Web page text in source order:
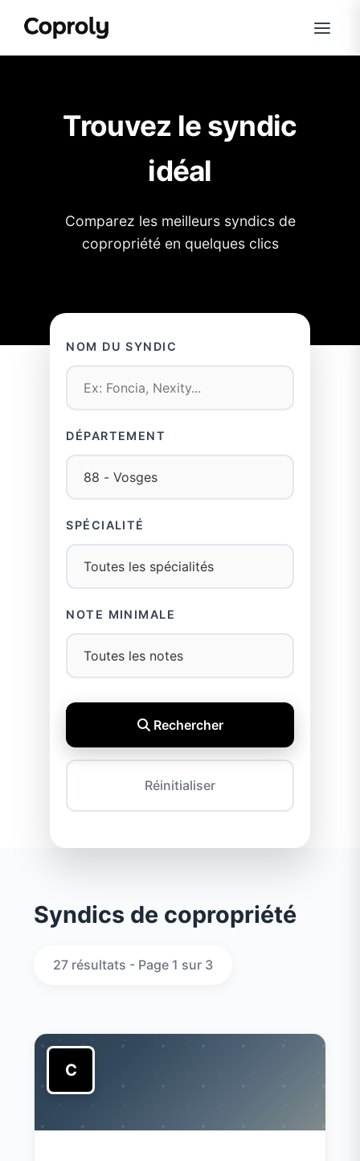
Trouvez le syndic
idéal
Comparez les meilleurs syndics de
copropriété en quelques clics
NOM DU SYNDIC
DÉPARTEMENT
SPÉCIALITÉ
NOTE MINIMALE
Rechercher
Réinitialiser
Syndics de copropriété
27 résultats - Page 1 sur 3
C